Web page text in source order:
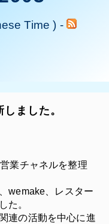
Time ) -
ました。
業チャネルを整理
wemake、レスター
た。
連の活動を中心に進